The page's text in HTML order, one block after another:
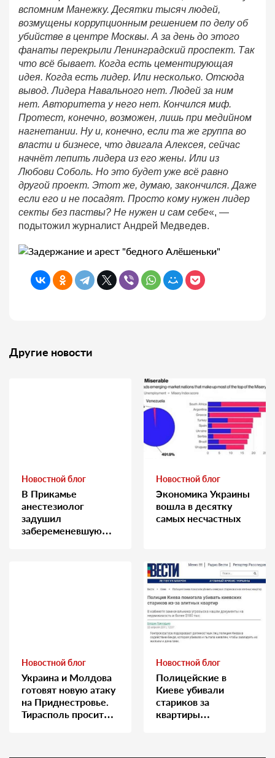
вспомним Манежку. Десятки тысяч людей,
возмущены коррупционным решением по делу об
убийстве в центре Москвы. А за день до этого
фанаты перекрыли Ленинградский проспект. Так
что всё бывает. Когда есть цементирующая
идея. Когда есть лидер. Или несколько. Отсюда
вывод. Лидера Навального нет. Людей за ним
нет. Авторитета у него нет. Кончился миф.
Протест, конечно, возможен, лишь при медийном
нагнетании. Ну и, конечно, если та же группа во
власти и бизнесе, что двигала Алексея, сейчас
начнёт лепить лидера из его жены. Или из
Любови Соболь. Но это будет уже всё равно
другой проект. Этот же, думаю, закончился. Даже
если его и не посадят. Просто кому нужен лидер
секты без паствы? Не нужен и сам себе«, —
подытожил журналист Андрей Медведев.
Другие новости
Новостной блог
В Прикамье
анестезиолог
задушил
забеременевшую
Новостной блог
Экономика Украины
вошла в десятку
самых несчастных
Новостной блог
Украина и Молдова
готовят новую атаку
на Приднестровье.
Тирасполь просит
Новостной блог
Полицейские в
Киеве убивали
стариков за
квартиры…